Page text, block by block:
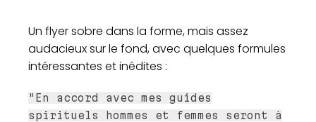
Un flyer sobre dans la forme, mais assez
audacieux sur le fond, avec quelques formules
intéressantes et inédites :
"En accord avec mes guides
spirituels hommes et femmes seront à